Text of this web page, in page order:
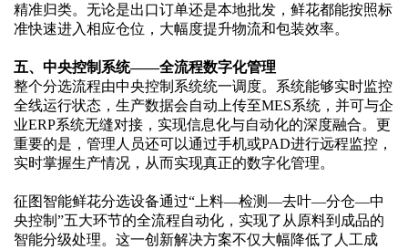
精准归类。无论是出口订单还是本地批发，鲜花都能按照标
准快速进入相应仓位，大幅度提升物流和包装效率。
五、中央控制系统——全流程数字化管理
整个分选流程由中央控制系统统一调度。系统能够实时监控
全线运行状态，生产数据会自动上传至MES系统，并可与企
业ERP系统无缝对接，实现信息化与自动化的深度融合。更
重要的是，管理人员还可以通过手机或PAD进行远程监控，
实时掌握生产情况，从而实现真正的数字化管理。
征图智能鲜花分选设备通过“上料—检测—去叶—分仓—中
央控制”五大环节的全流程自动化，实现了从原料到成品的
智能分级处理。这一创新解决方案不仅大幅降低了人工成